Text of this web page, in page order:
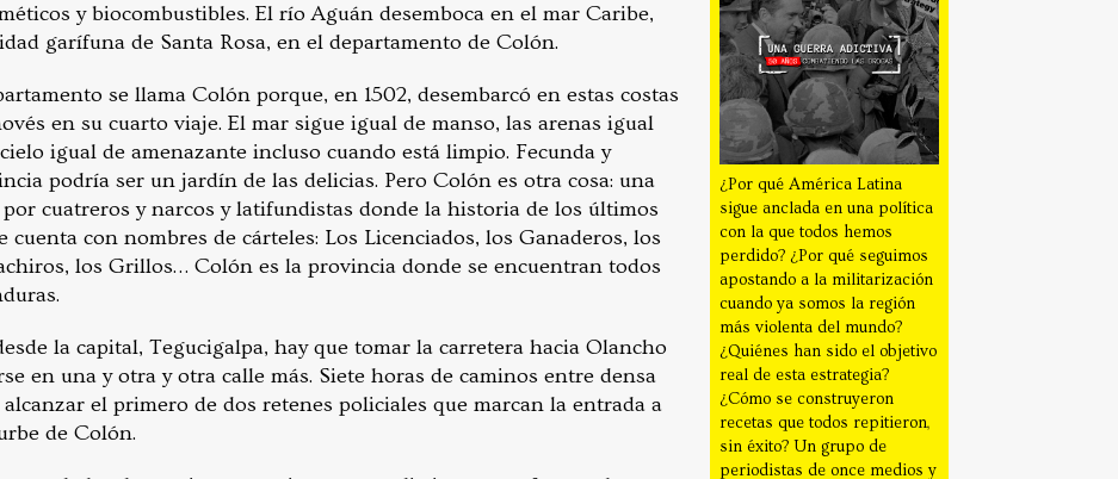
¿Por qué América Latina
sigue anclada en una política
con la que todos hemos
perdido? ¿Por qué seguimos
apostando a la militarización
cuando ya somos la región
más violenta del mundo?
¿Quiénes han sido el objetivo
real de esta estrategia?
¿Cómo se construyeron
recetas que todos repitieron,
sin éxito? Un grupo de
periodistas de once medios y
y biocombustibles. El río Aguán desemboca en el mar Caribe,
garífuna de Santa Rosa, en el departamento de Colón.
se llama Colón porque, en 1502, desembarcó en estas costas
en su cuarto viaje. El mar sigue igual de manso, las arenas igual
igual de amenazante incluso cuando está limpio. Fecunda y
podría ser un jardín de las delicias. Pero Colón es otra cosa: una
cuatreros y narcos y latifundistas donde la historia de los últimos
cuenta con nombres de cárteles: Los Licenciados, los Ganaderos, los
los Grillos… Colón es la provincia donde se encuentran todos
la capital, Tegucigalpa, hay que tomar la carretera hacia Olancho
en una y otra y otra calle más. Siete horas de caminos entre densa
el primero de dos retenes policiales que marcan la entrada a
de Colón.